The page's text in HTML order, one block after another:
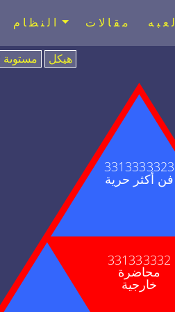
النظام مقالات لعبه
مستوىة 2 هيكل
331333332
محاضرة
خارجية
3313333323
فن أكثر حرية